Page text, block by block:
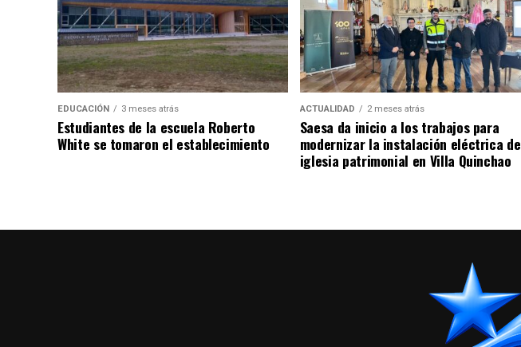
EDUCACIÓN 3 meses atrás
Estudiantes de la escuela Roberto
White se tomaron el establecimiento
ACTUALIDAD 2 meses atrás
Saesa da inicio a los trabajos para
modernizar la instalación eléctrica de
iglesia patrimonial en Villa Quinchao